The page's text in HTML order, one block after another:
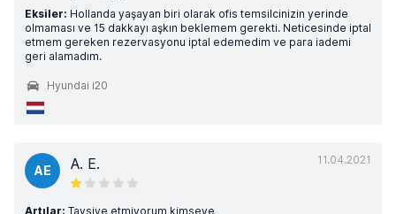
Eksiler: Hollanda yaşayan biri olarak ofis temsilcinizin yerinde
olmaması ve 15 dakkayı aşkın beklemem gerekti. Neticesinde iptal
etmem gereken rezervasyonu iptal edemedim ve para iademi
geri alamadım.
Hyundai i20
11.04.2021
AE A. E.
Artılar: Tavsiye etmiyorum kimseye